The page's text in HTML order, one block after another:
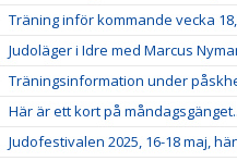
Träning inför kommande vecka
Judoläger i Idre med Marcus
Träningsinformation under
Här är ett kort på
Judofestivalen 2025, 16-18 maj,